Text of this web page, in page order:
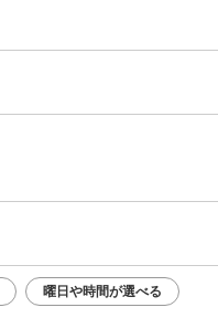
曜日や時間が選べる